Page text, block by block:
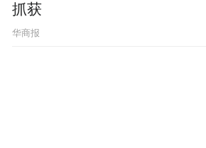
抓获
华商报